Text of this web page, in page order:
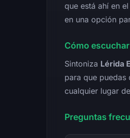
que está ahí en
en una opción
Cómo
Sintoniza Lérida
para que
cualquier lugar
Preguntas